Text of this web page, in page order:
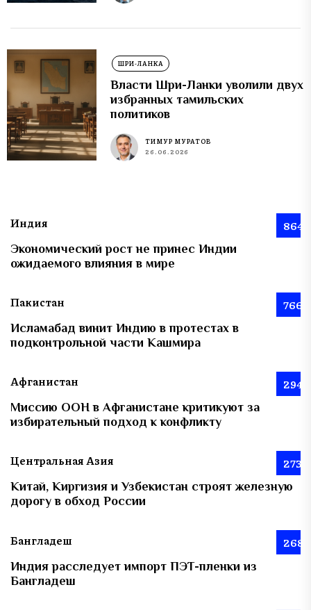
ШРИ-ЛАНКА
Власти Шри-Ланки уволили двух
избранных тамильских
политиков
ТИМУР МУРАТОВ
26.06.2026
Индия 864
Экономический рост не принес Индии
ожидаемого влияния в мире
Пакистан 766
Исламабад винит Индию в протестах в
подконтрольной части Кашмира
Афганистан 294
Миссию ООН в Афганистане критикуют за
избирательный подход к конфликту
Центральная Азия 273
Китай, Киргизия и Узбекистан строят железную
дорогу в обход России
Бангладеш 268
Индия расследует импорт ПЭТ-пленки из
Бангладеш